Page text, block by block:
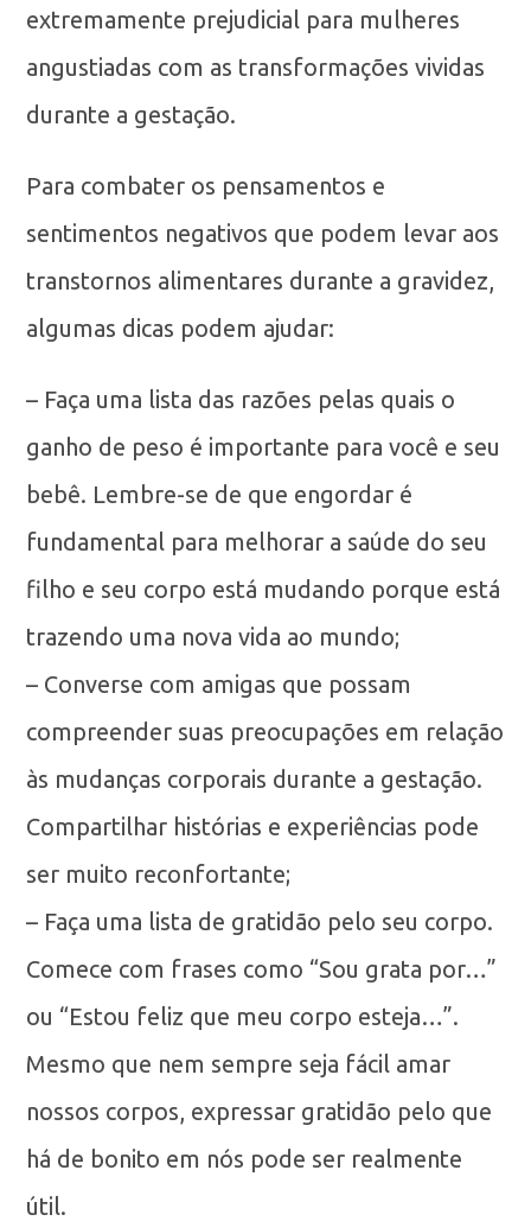
extremamente prejudicial para mulheres
angustiadas com as transformações vividas
durante a gestação.
Para combater os pensamentos e
sentimentos negativos que podem levar aos
transtornos alimentares durante a gravidez,
algumas dicas podem ajudar:
– Faça uma lista das razões pelas quais o
ganho de peso é importante para você e seu
bebê. Lembre-se de que engordar é
fundamental para melhorar a saúde do seu
filho e seu corpo está mudando porque está
trazendo uma nova vida ao mundo;
– Converse com amigas que possam
compreender suas preocupações em relação
às mudanças corporais durante a gestação.
Compartilhar histórias e experiências pode
ser muito reconfortante;
– Faça uma lista de gratidão pelo seu corpo.
Comece com frases como “Sou grata por…”
ou “Estou feliz que meu corpo esteja…”.
Mesmo que nem sempre seja fácil amar
nossos corpos, expressar gratidão pelo que
há de bonito em nós pode ser realmente
útil.